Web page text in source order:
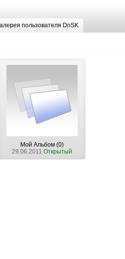
пользователя DnSK
Мой Альбом (0)
29.06.2011 Открытый